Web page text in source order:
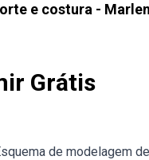
e costura -
Grátis
de modelagem